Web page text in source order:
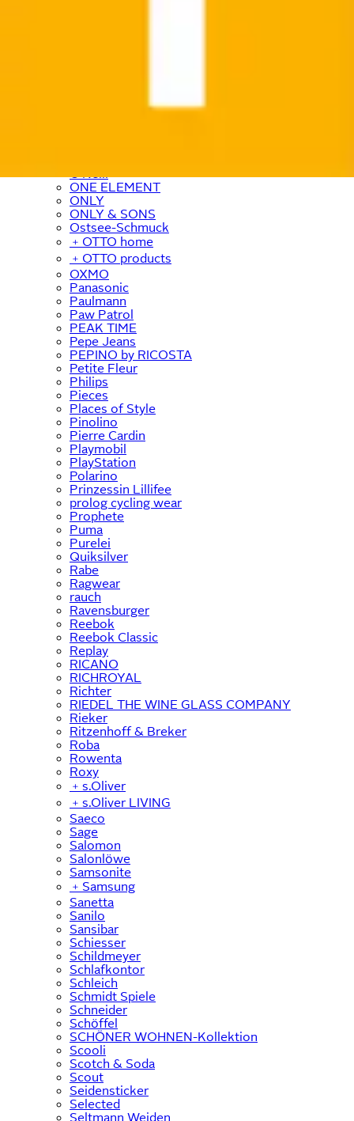
ONE ELEMENT
ONLY
ONLY & SONS
Ostsee-Schmuck
﹢ OTTO home
﹢ OTTO products
OXMO
Panasonic
Paulmann
Paw Patrol
PEAK TIME
Pepe Jeans
PEPINO by RICOSTA
Petite Fleur
Philips
Pieces
Places of Style
Pinolino
Pierre Cardin
Playmobil
PlayStation
Polarino
Prinzessin Lillifee
prolog cycling wear
Prophete
Puma
Purelei
Quiksilver
Rabe
Ragwear
rauch
Ravensburger
Reebok
Reebok Classic
Replay
RICANO
RICHROYAL
Richter
RIEDEL THE WINE GLASS COMPANY
Rieker
Ritzenhoff & Breker
Roba
Rowenta
Roxy
﹢ s.Oliver
﹢ s.Oliver LIVING
Saeco
Sage
Salomon
Salonlöwe
Samsonite
﹢ Samsung
Sanetta
Sanilo
Sansibar
Schiesser
Schildmeyer
Schlafkontor
Schleich
Schmidt Spiele
Schneider
Schöffel
SCHÖNER WOHNEN-Kollektion
Scooli
Scotch & Soda
Scout
Seidensticker
Selected
Seltmann Weiden